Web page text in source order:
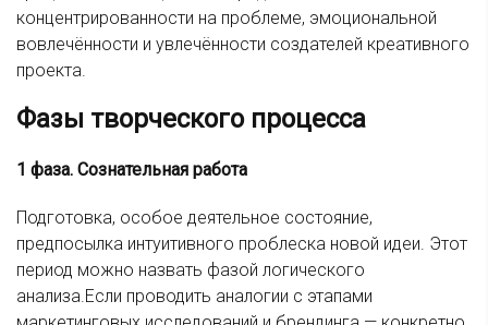
концентрированности на проблеме, эмоциональной
вовлечённости и увлечённости создателей креативного
проекта.
Фазы творческого процесса
1 фаза. Сознательная работа
Подготовка, особое деятельное состояние,
предпосылка интуитивного проблеска новой идеи. Этот
период можно назвать фазой логического
анализа.Если проводить аналогии с этапами